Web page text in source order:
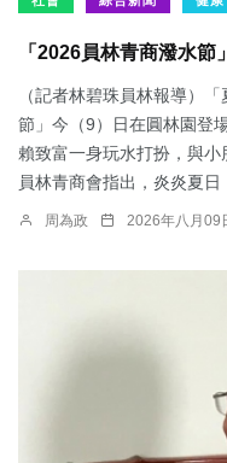
「2026員林青商潑水節
（記者林碧珠員林報導）
節」今（9）日在圓林園登
賴致富一身玩水打扮，與
員林青商會指出，炎炎夏日
周為政 2026年八月09